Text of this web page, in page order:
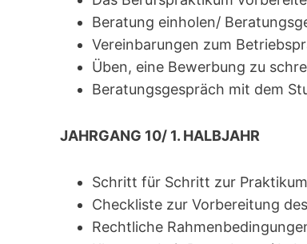
Beratung einholen/
Vereinbarungen zum
Üben, eine Bewerbung zu
Beratungsgespräch mit dem
JAHRGANG 10/ 1. HALBJAHR
Schritt für Schritt zur
Checkliste zur Vorbereitung
Rechtliche